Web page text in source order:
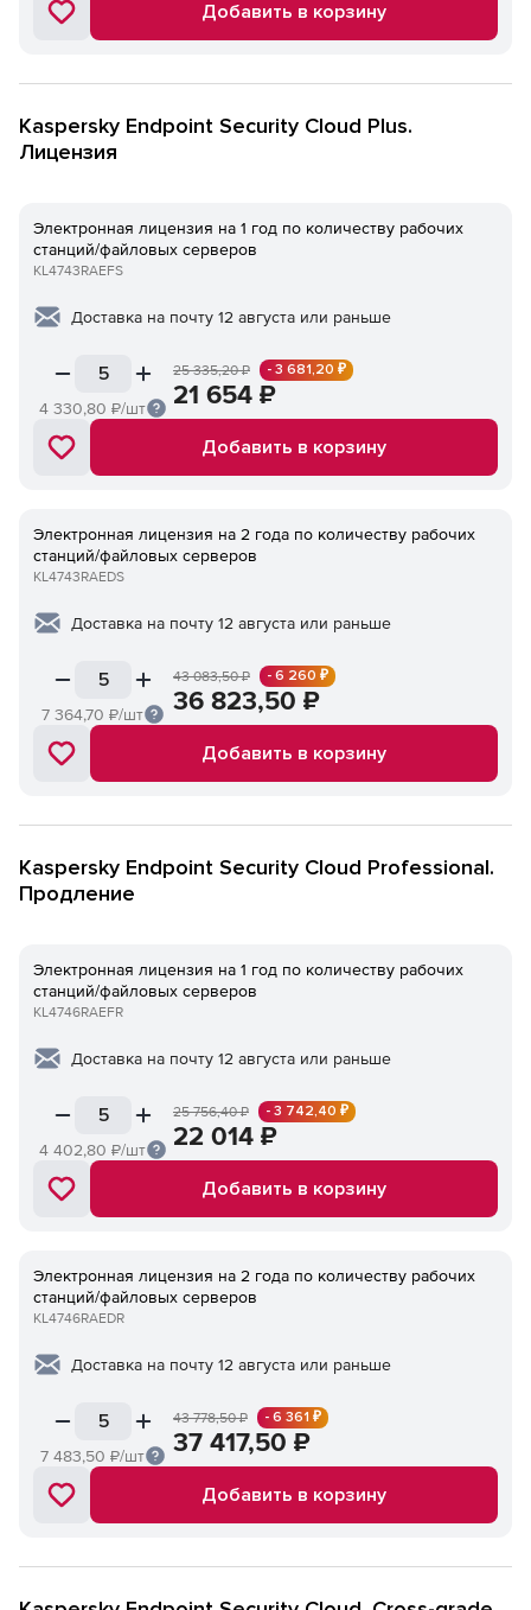
Добавить в корзину
Kaspersky Endpoint Security Cloud Plus.
Лицензия
Электронная лицензия на 1 год по количеству рабочих
станций/файловых серверов
KL4743RAEFS
Доставка на почту 12 августа или раньше
4 330,80 ₽/шт
25 335,20₽ - 3 681,20 ₽
21 654 ₽
Добавить в корзину
Электронная лицензия на 2 года по количеству рабочих
станций/файловых серверов
KL4743RAEDS
Доставка на почту 12 августа или раньше
7 364,70 ₽/шт
43 083,50₽ - 6 260 ₽
36 823,50 ₽
Добавить в корзину
Kaspersky Endpoint Security Cloud Professional.
Продление
Электронная лицензия на 1 год по количеству рабочих
станций/файловых серверов
KL4746RAEFR
Доставка на почту 12 августа или раньше
4 402,80 ₽/шт
25 756,40₽ - 3 742,40 ₽
22 014 ₽
Добавить в корзину
Электронная лицензия на 2 года по количеству рабочих
станций/файловых серверов
KL4746RAEDR
Доставка на почту 12 августа или раньше
7 483,50 ₽/шт
43 778,50₽ - 6 361 ₽
37 417,50 ₽
Добавить в корзину